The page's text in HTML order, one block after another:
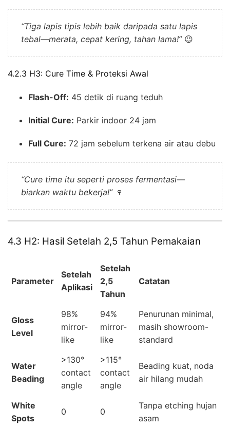
“Tiga lapis tipis lebih baik daripada satu lapis
tebal—merata, cepat kering, tahan lama!”😉
4.2.3 H3: Cure Time & Proteksi Awal
Flash-Off: 45 detik di ruang teduh
Initial Cure: Parkir indoor 24 jam
Full Cure: 72 jam sebelum terkena air atau debu
“Cure time itu seperti proses fermentasi—
biarkan waktu bekerja!”🍷
4.3 H2: Hasil Setelah 2,5 Tahun Pemakaian
Parameter
Setelah
Aplikasi
Setelah
2,5
Tahun
Catatan
Gloss
Level
98%
mirror-
like
94%
mirror-
like
Penurunan minimal,
masih showroom-
standard
Water
Beading
>130°
contact
angle
>115°
contact
angle
Beading kuat, noda
air hilang mudah
White
Spots
0 0
Tanpa etching hujan
asam